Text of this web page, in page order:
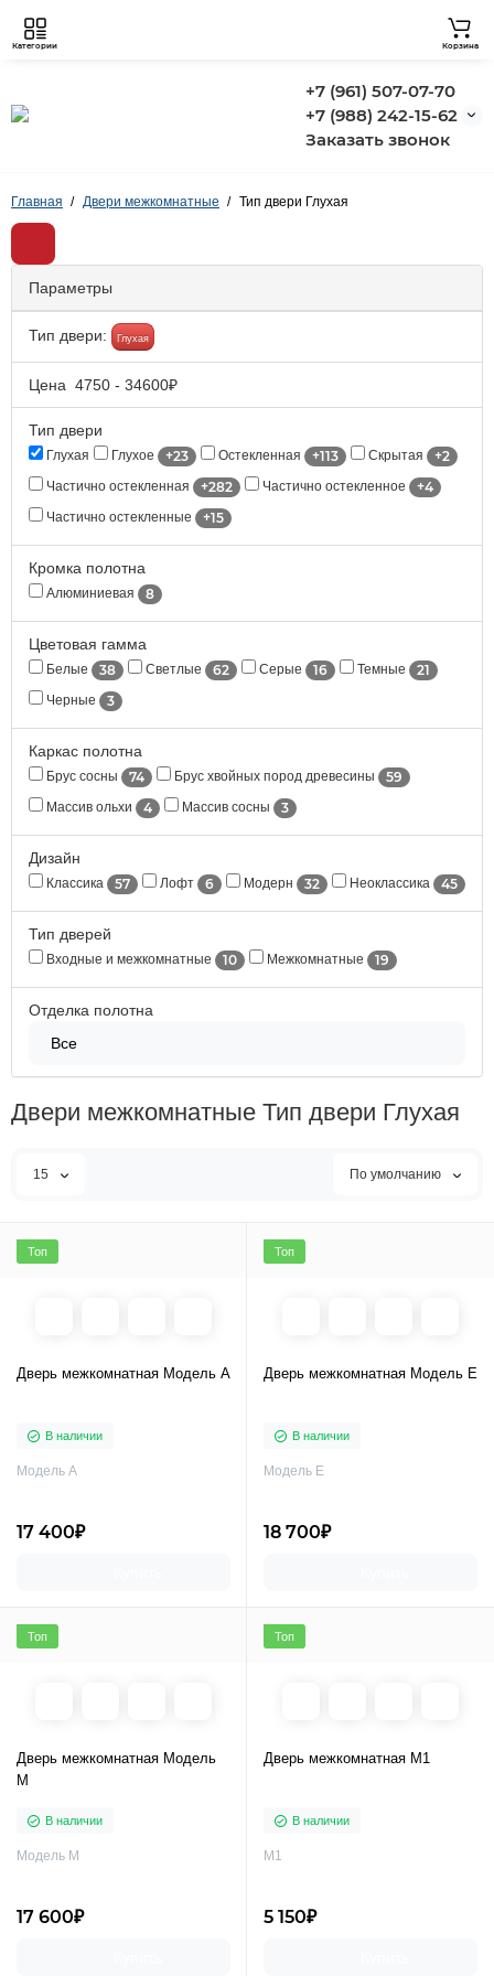
+7 (961) 507-07-70
+7 (988) 242-15-62
Заказать звонок
Категории Корзина
Главная Двери межкомнатные Тип двери Глухая
Параметры
Тип двери: Глухая
Цена 4750 - 34600₽
Тип двери
Глухая Глухое +23 Остекленная +113 Скрытая +2
Частично остекленная +282 Частично остекленное +4
Частично остекленные +15
Кромка полотна
Алюминиевая 8
Цветовая гамма
Белые 38 Светлые 62 Серые 16 Темные 21
Черные 3
Каркас полотна
Брус сосны 74 Брус хвойных пород древесины 59
Массив ольхи 4 Массив сосны 3
Дизайн
Классика 57 Лофт 6 Модерн 32 Неоклассика 45
Тип дверей
Входные и межкомнатные 10 Межкомнатные 19
Отделка полотна
Все
Двери межкомнатные Тип двери Глухая
15 По умолчанию
Топ
Дверь межкомнатная Модель A
В наличии
Модель A
17 400₽
Топ
Дверь межкомнатная Модель E
В наличии
Модель E
18 700₽
Топ
Дверь межкомнатная Модель
M
В наличии
Модель M
17 600₽
Топ
Дверь межкомнатная M1
В наличии
M1
5 150₽